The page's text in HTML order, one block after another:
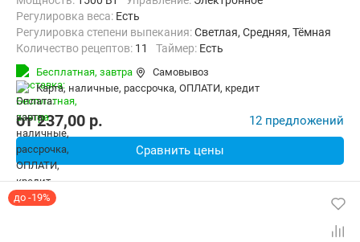
регулировка веса: Есть
Регулировка степени выпекания:Светлая, Средняя, Тёмная
Количество рецептов: 11 таймер: Есть
Материал корпуса:
Бесплатная, завтра
Самовывоз
карта, наличные, рассрочка, ОПЛАТИ, кредит
от237,00 p. 12 предложений
Сравнить цены
до -19%